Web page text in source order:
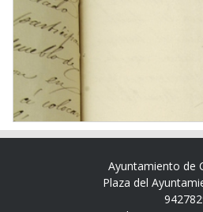
Ayuntamiento de
Plaza del